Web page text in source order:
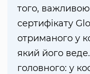
того,
сертифікату
отриманого у
який його
головного: у